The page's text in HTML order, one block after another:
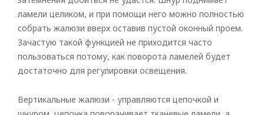
ламели целиком, и при помощи него можно полностью
собрать жалюзи вверх оставив пустой оконный проем.
Зачастую такой функцией не приходится часто
пользоваться потому, как поворота ламелей будет
достаточно для регулировки освещения.
Вертикальные жалюзи - управляются цепочкой и